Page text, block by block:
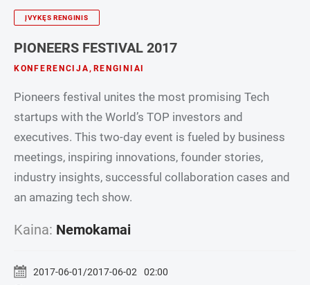
ĮVYKĘS RENGINIS
PIONEERS FESTIVAL 2017
KONFERENCIJA, RENGINIAI
Pioneers festival unites the most promising Tech
startups with the World’s TOP investors and
executives. This two-day event is fueled by business
meetings, inspiring innovations, founder stories,
industry insights, successful collaboration cases and
an amazing tech show.
Kaina: Nemokamai
2017-06-01/2017-06-02
02:00